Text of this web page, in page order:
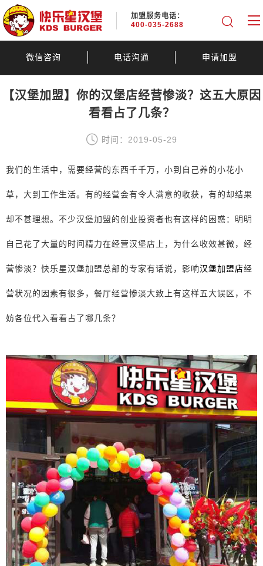
加盟服务电话：
400-035-2688
微信咨询 电话沟通 申请加盟
【汉堡加盟】你的汉堡店经营惨淡？这五大原因
看看占了几条？
时间：2019-05-29
我们的生活中，需要经营的东西千千万，小到自己养的小花小
草，大到工作生活。有的经营会有令人满意的收获，有的却结果
却不甚理想。不少汉堡加盟的创业投资者也有这样的困惑：明明
自己花了大量的时间精力在经营汉堡店上，为什么收效甚微，经
营惨淡？快乐星汉堡加盟总部的专家有话说，影响汉堡加盟店经
营状况的因素有很多，餐厅经营惨淡大致上有这样五大误区，不
妨各位代入看看占了哪几条？